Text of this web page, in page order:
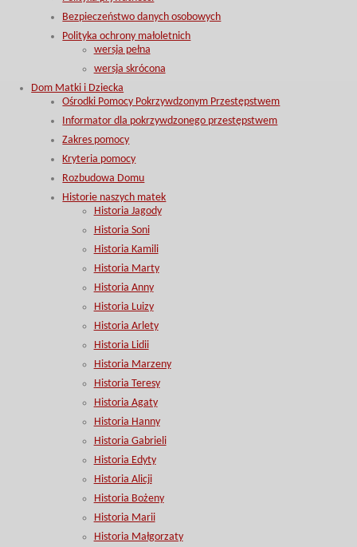
Bezpieczeństwo danych osobowych
Polityka ochrony małoletnich
wersja pełna
wersja skrócona
Dom Matki i Dziecka
Ośrodki Pomocy Pokrzywdzonym Przestępstwem
Informator dla pokrzywdzonego przestępstwem
Zakres pomocy
Kryteria pomocy
Rozbudowa Domu
Historie naszych matek
Historia Jagody
Historia Soni
Historia Kamili
Historia Marty
Historia Anny
Historia Luizy
Historia Arlety
Historia Lidii
Historia Marzeny
Historia Teresy
Historia Agaty
Historia Hanny
Historia Gabrieli
Historia Edyty
Historia Alicji
Historia Bożeny
Historia Marii
Historia Małgorzaty